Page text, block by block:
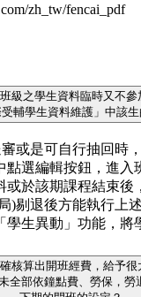
zh_tw/fencai_pdf
級之學生資料臨時又不
輔學生資料維護」中該生
或是可自行抽回時
點選編輯按鈕，進入
或於該期課程結束後
)剔退後方能執行上
生異動」功能，將
核算出開班經費，給予
全部依鐘點費、勞保，勞